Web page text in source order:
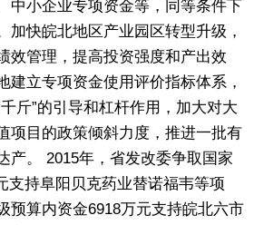
中小企业专项资金等，同等条件下
加快皖北地区产业园区转型升级，
效管理，提高投资强度和产出效
建立专项资金使用评价指标体系，
斤”的引导和杠杆作用，加大对大
项目的政策倾斜力度，推进一批有
产。 2015年，省发改委争取国家
支持阜阳贝克药业替诺福韦等项
预算内资金6918万元支持皖北六市